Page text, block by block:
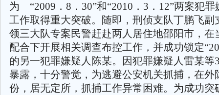
为 “2009．8．30”和“2010．3．12”两案犯
工作取得重大突破。随即，刑侦支队丁鹏飞副
领三大队专案民警赶赴两人居住地邵阳市，在
配合下开展相关调查布控工作，并成功锁定
的另一犯罪嫌疑人陈某。因犯罪嫌疑人雷某等
暴露，十分警觉，为逃避公安机关抓捕，在外
份，居无定所，抓捕工作异常困难。为成功突